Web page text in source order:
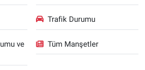
Trafik Durumu
ve
Tüm Manşetler